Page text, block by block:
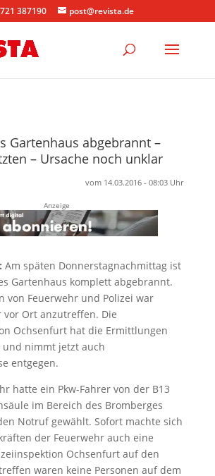
387190 post@revista.de
Gartenhaus abgebrannt –
– Ursache noch unklar
vom 14.03.2016 - 08:03 Uhr
Anzeige
Am späten Donnerstagnachmittag ist
Gartenhaus komplett abgebrannt.
von Feuerwehr und Polizei war
vor Ort anzutreffen. Die
Ochsenfurt hat die Ermittlungen
nimmt jetzt auch
entgegen.
hatte ein Pkw-Fahrer von der B13
im Bereich des Bromberges
Notruf gewählt. Sofort machte sich
der Feuerwehr auch eine
Ochsenfurt auf den
waren keine Personen auf dem